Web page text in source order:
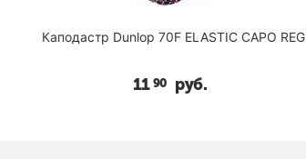
Каподастр Dunlop 70F ELASTIC CAPO REG
1190 руб.